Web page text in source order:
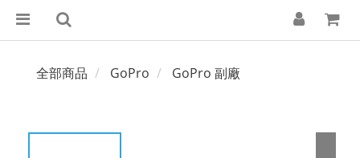
全部商品 GoPro GoPro 副廠